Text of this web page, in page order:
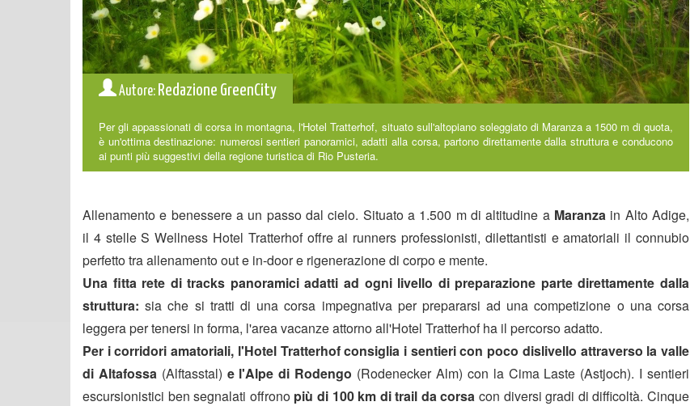
Autore: Redazione GreenCity
Per gli appassionati di corsa in montagna, l'Hotel Tratterhof, situato sull'altopiano soleggiato di Maranza a 1500 m di quota,
è un'ottima destinazione: numerosi sentieri panoramici, adatti alla corsa, partono direttamente dalla struttura e conducono
ai punti più suggestivi della regione turistica di Rio Pusteria.
Allenamento e benessere a un passo dal cielo. Situato a 1.500 m di altitudine a Maranza in Alto Adige,
il 4 stelle S Wellness Hotel Tratterhofoffre ai runners professionisti, dilettantisti e amatoriali il connubio
perfetto tra allenamento out e in-door e rigenerazione di corpo e mente.
Una fitta rete di tracks panoramici adatti ad ogni livello di preparazione parte direttamente dalla
struttura: sia che si tratti di una corsa impegnativa per prepararsi ad una competizione o una corsa
leggera per tenersi in forma, l'area vacanze attorno all'Hotel Tratterhof ha il percorso adatto.
Per i corridori amatoriali, l'Hotel Tratterhof consiglia i sentieri con poco dislivello attraverso la valle
di Altafossa(Alftasstal) e l'Alpe di Rodengo (Rodenecker Alm) con la Cima Laste (Astjoch). I sentieri
escursionistici ben segnalati offrono più di 100 km di trail da corsa con diversi gradi di difficoltà. Cinque